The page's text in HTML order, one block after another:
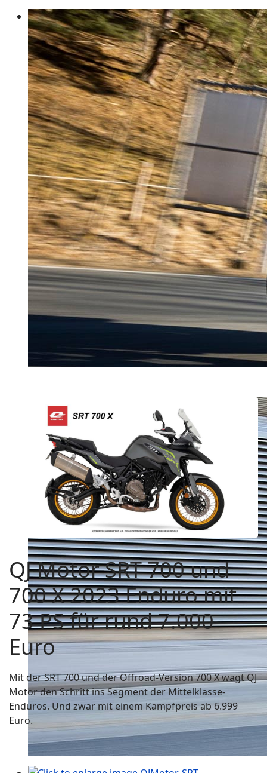
QJ Motor SRT 700 und
700 X 2023 Enduro mit
73 PS für rund 7.000
Euro
Mit der SRT 700 und der Offroad-Version 700 X wagt QJ
Motor den Schritt ins Segment der Mittelklasse-
Enduros. Und zwar mit einem Kampfpreis ab 6.999
Euro.